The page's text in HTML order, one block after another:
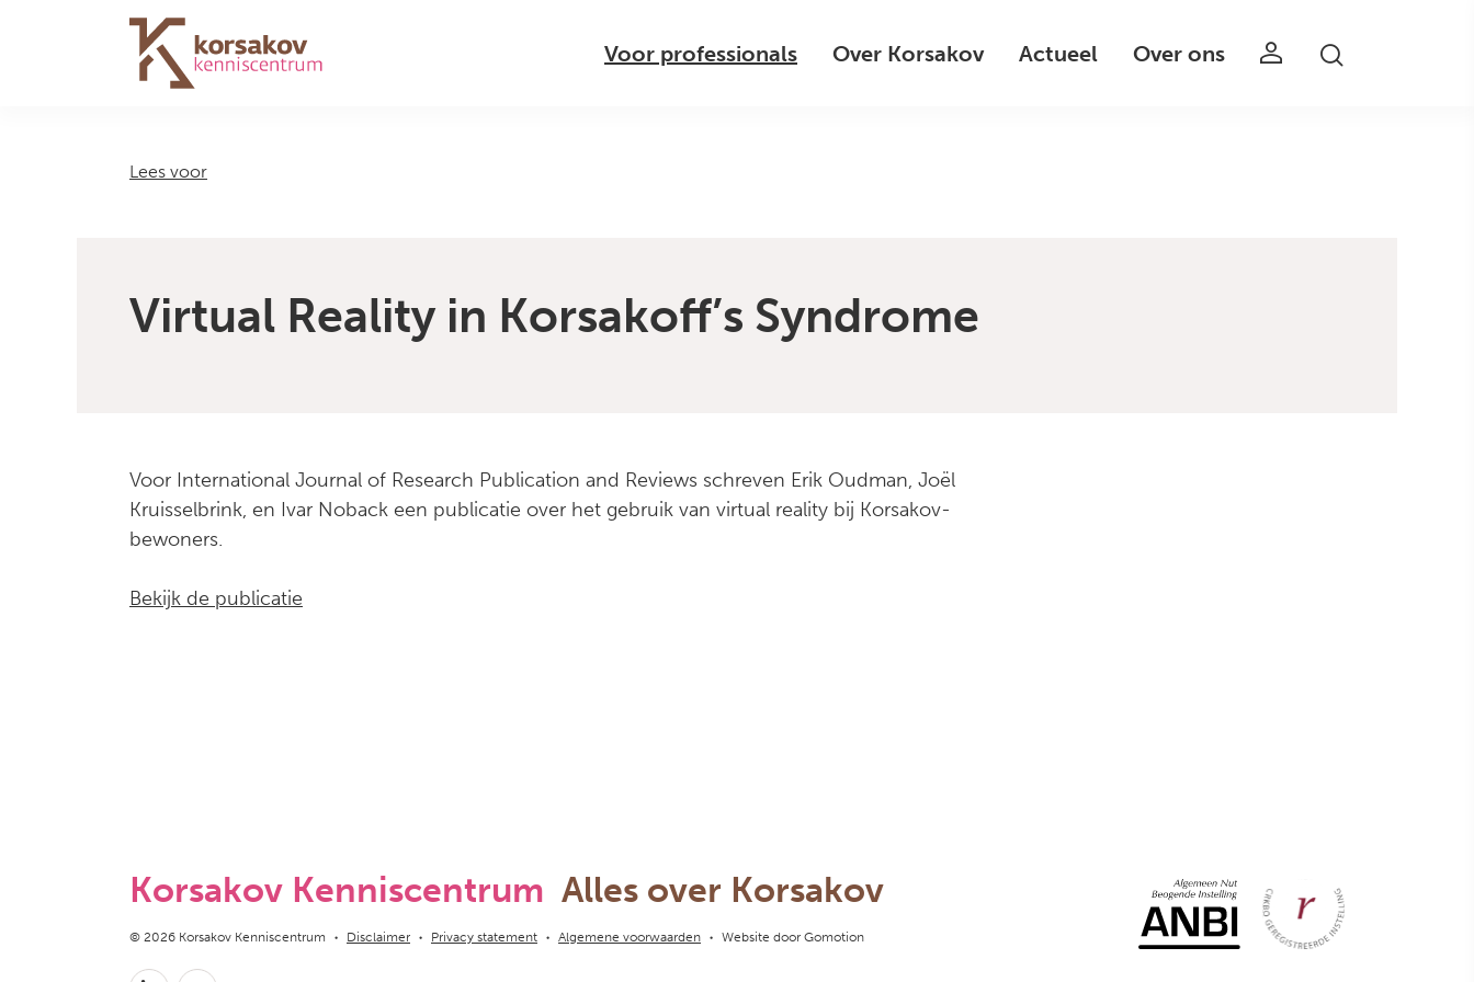
Navigation Voor professionals Over Korsakov Actueel Over ons
Lees voor
Virtual Reality in Korsakoff’s Syndrome
Voor International Journal of Research Publication and Reviews schreven Erik Oudman, Joël
Kruisselbrink, en Ivar Noback een publicatie over het gebruik van virtual reality bij Korsakov-
bewoners.
Bekijk de publicatie
Korsakov Kenniscentrum Alles over Korsakov
Copyright navigation
© 2026 Korsakov Kenniscentrum Disclaimer Privacy statement Algemene voorwaarden Website door Gomotion